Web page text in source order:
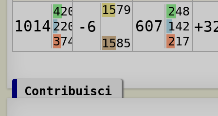
1014
420
220
374
-6
1579
1585
607
248
142
217
Contribuisci